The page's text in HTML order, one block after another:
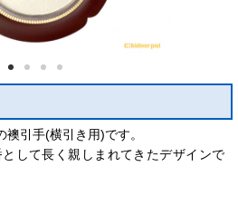
引手(横引き用)です。
して長く親しまれてきたデザインで